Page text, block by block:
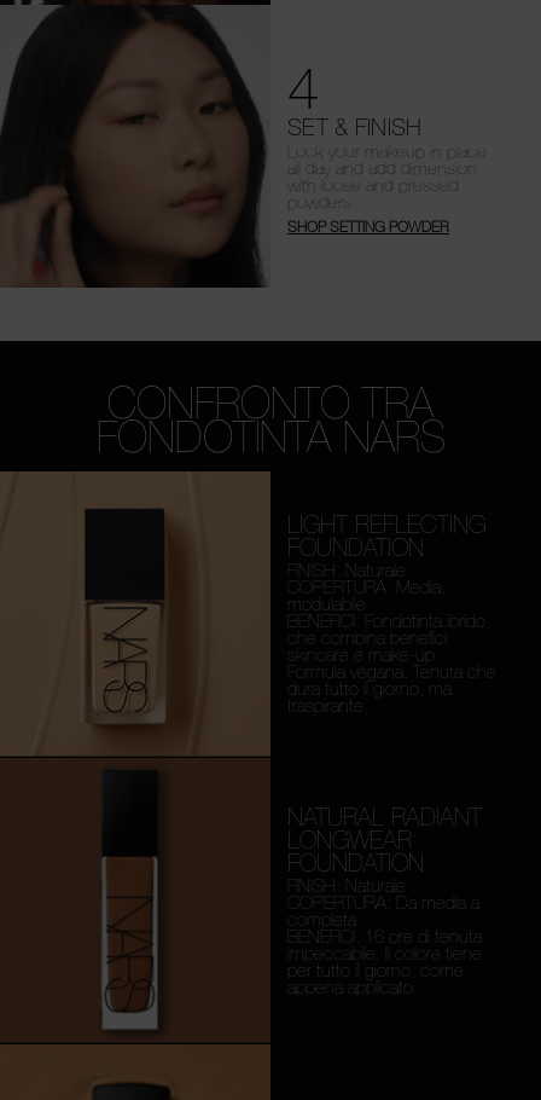
4
SET & FINISH
Lock your makeup in place
all day and add dimension
with loose and pressed
powders.
SHOP SETTING POWDER
CONFRONTO TRA
FONDOTINTA NARS
LIGHT REFLECTING
FOUNDATION
FINISH: Naturale
COPERTURA: Media,
modulabile
BENEFICI: Fondotinta ibrido,
che combina benefici
skincare e make-up.
Formula vegana. Tenuta che
dura tutto il giorno, ma
traspirante.
NATURAL RADIANT
LONGWEAR
FOUNDATION
FINISH: Naturale
COPERTURA: Da media a
completa
BENEFICI: 16 ore di tenuta
impeccabile. Il colore tiene
per tutto il giorno, come
appena applicato.